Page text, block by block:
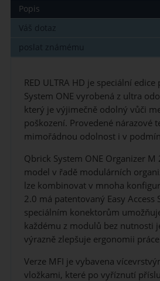
Popis
Váš dotaz
poslat známému
RED ULTRA HD je speciální
System ONE vyrobená z ultra
který je výjimečně odolný vůči
poškození. Provedené nárazové
mimořádnou odolnost i v
Qbrick System ONE Organizer
model v řadě modulárních
lze kombinovat v mnoha
2.0 má patentovaný Easy Access
speciálním konektorům
každému z modulů bez nutnosti
výrazně zlepšuje ergonomii
Verze MFI je vybavena
vložkami, které po vyříznutí